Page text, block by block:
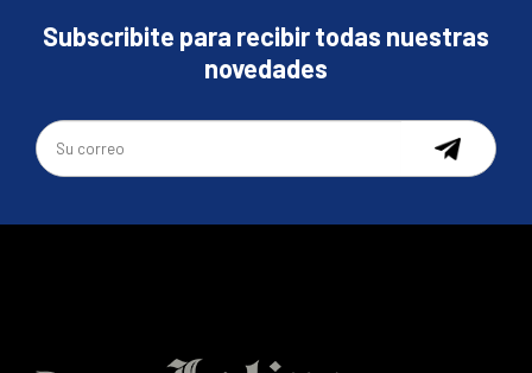
Subscribite para recibir todas nuestras
novedades